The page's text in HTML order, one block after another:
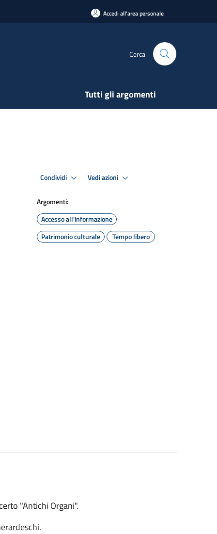
Accedi all'area personale
Cerca
Tutti gli argomenti
Condividi Vedi azioni
Argomenti:
Accesso all'informazione
Patrimonio culturale
Tempo libero
"Antichi Organi".